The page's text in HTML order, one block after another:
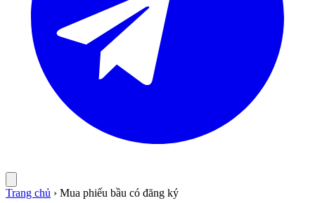
Trang chủ › Mua phiếu bầu có đăng ký